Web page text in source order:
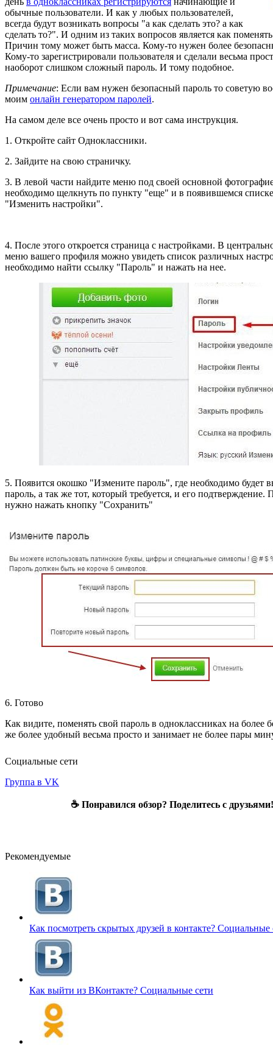
обычные пользователи. И как у любых пользователей,
всегда будут возникать вопросы "а как сделать это? а как
сделать то?". И одним из таких вопросов является как
Причин тому может быть масса. Кому-то нужен более
Кому-то зарегистрировали пользователя и сделали весьма
наоборот слишком сложный пароль. И тому подобное.
Примечание: Если вам нужен безопасный пароль то советую
моим онлайн генератором паролей.
На самом деле все очень просто и вот сама инструкция.
1. Откройте сайт Одноклассники.
2. Зайдите на свою страничку.
3. В левой части найдите меню под своей основной
необходимо щелкнуть по пункту "еще" и в появившемся
"Изменить настройки".
4. После этого откроется страница с настройками. В
меню вашего профиля можно увидеть список различных
необходимо найти ссылку "Пароль" и нажать на нее.
5. Появится окошко "Измените пароль", где необходимо будет
пароль, а так же тот, который требуется, и его подтверждение.
нужно нажать кнопку "Сохранить"
6. Готово
Как видите, поменять свой пароль в одноклассниках на более
же более удобный весьма просто и занимает не более пары
Социальные сети
Группа в VK
☕ Понравился обзор? Поделитесь с
Рекомендуемые
Как посмотреть скрытых друзей в контакте? Социальные
Как выйти из ВКонтакте? Социальные сети